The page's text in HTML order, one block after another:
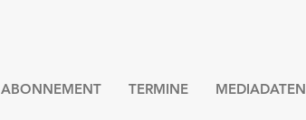
ABONNEMENT TERMINE MEDIADATEN